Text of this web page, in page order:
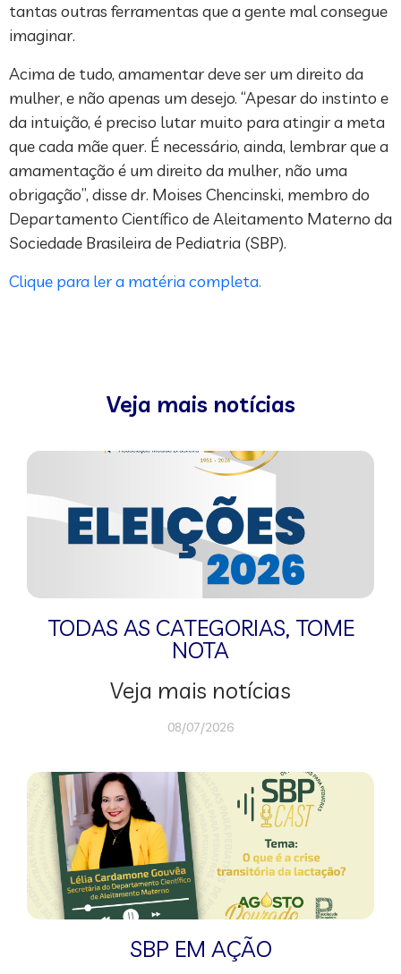
tantas outras ferramentas que a gente mal consegue
imaginar.
Acima de tudo, amamentar deve ser um direito da
mulher, e não apenas um desejo. “Apesar do instinto e
da intuição, é preciso lutar muito para atingir a meta
que cada mãe quer. É necessário, ainda, lembrar que a
amamentação é um direito da mulher, não uma
obrigação”, disse dr. Moises Chencinski, membro do
Departamento Científico de Aleitamento Materno da
Sociedade Brasileira de Pediatria (SBP).
Clique para ler a matéria completa.
Veja mais notícias
TODAS AS CATEGORIAS, TOME
NOTA
Veja mais notícias
08/07/2026
SBP EM AÇÃO